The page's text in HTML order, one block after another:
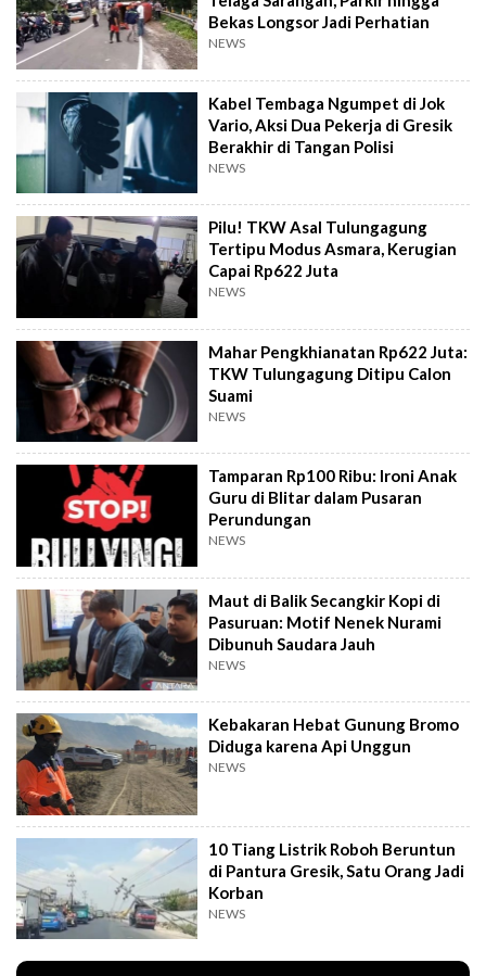
Bekas Longsor Jadi Perhatian
NEWS
Kabel Tembaga Ngumpet di Jok
Vario, Aksi Dua Pekerja di Gresik
Berakhir di Tangan Polisi
NEWS
Pilu! TKW Asal Tulungagung
Tertipu Modus Asmara, Kerugian
Capai Rp622 Juta
NEWS
Mahar Pengkhianatan Rp622 Juta:
TKW Tulungagung Ditipu Calon
Suami
NEWS
Tamparan Rp100 Ribu: Ironi Anak
Guru di Blitar dalam Pusaran
Perundungan
NEWS
Maut di Balik Secangkir Kopi di
Pasuruan: Motif Nenek Nurami
Dibunuh Saudara Jauh
NEWS
Kebakaran Hebat Gunung Bromo
Diduga karena Api Unggun
NEWS
10 Tiang Listrik Roboh Beruntun
di Pantura Gresik, Satu Orang Jadi
Korban
NEWS